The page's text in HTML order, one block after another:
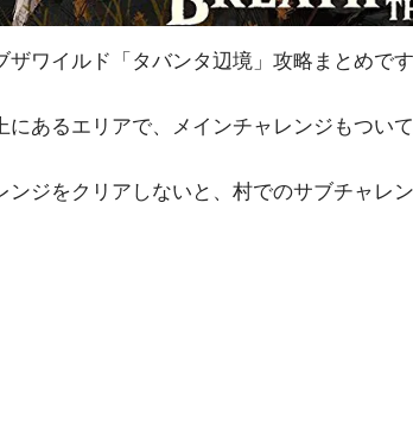
ワイルド「タバンタ辺境」攻略まとめです
にあるエリアで、メインチャレンジもつい
ンジをクリアしないと、村でのサブチャレ